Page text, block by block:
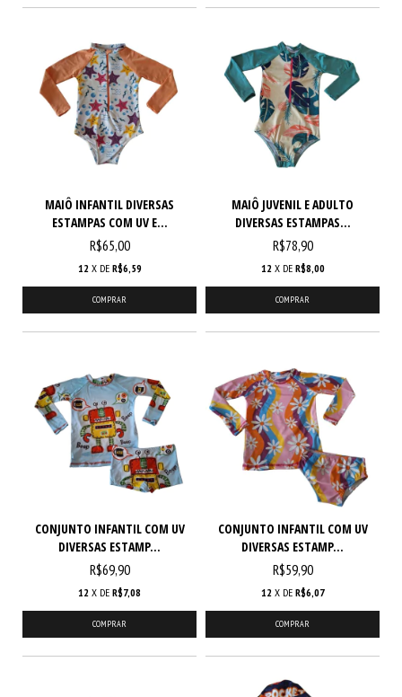
MAIÔ INFANTIL DIVERSAS
ESTAMPAS COM UV E...
R$65,00
12 X DE R$6,59
COMPRAR
MAIÔ JUVENIL E ADULTO
DIVERSAS ESTAMPAS...
R$78,90
12 X DE R$8,00
COMPRAR
CONJUNTO INFANTIL COM UV
DIVERSAS ESTAMP...
R$69,90
12 X DE R$7,08
COMPRAR
CONJUNTO INFANTIL COM UV
DIVERSAS ESTAMP...
R$59,90
12 X DE R$6,07
COMPRAR